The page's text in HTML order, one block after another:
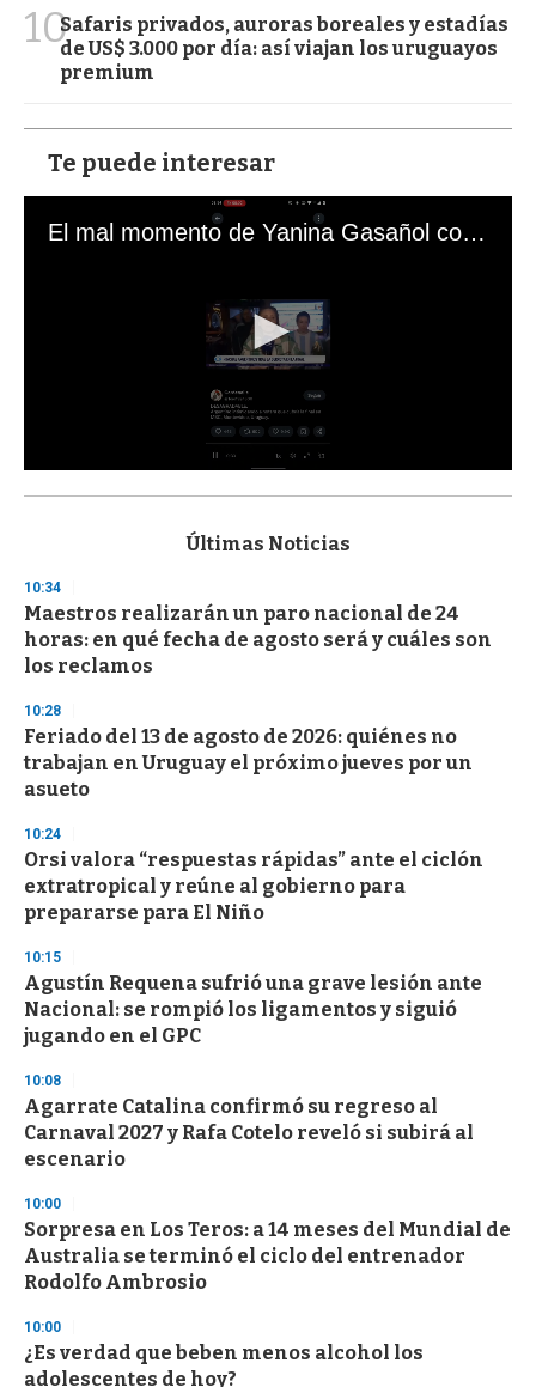
10Safaris privados, auroras boreales y estadías
de US$ 3.000 por día: así viajan los uruguayos
premium
Te puede interesar
El mal momento de Yanina Gasañol con un hincha argentino en "Subrayado"
s
d
s
o
f
3
s
e
c
o
n
Últimas Noticias
10:34
Maestros realizarán un paro nacional de 24
horas: en qué fecha de agosto será y cuáles son
los reclamos
10:28
Feriado del 13 de agosto de 2026: quiénes no
trabajan en Uruguay el próximo jueves por un
asueto
10:24
Orsi valora “respuestas rápidas” ante el ciclón
extratropical y reúne al gobierno para
prepararse para El Niño
10:15
Agustín Requena sufrió una grave lesión ante
Nacional: se rompió los ligamentos y siguió
jugando en el GPC
10:08
Agarrate Catalina confirmó su regreso al
Carnaval 2027 y Rafa Cotelo reveló si subirá al
escenario
10:00
Sorpresa en Los Teros: a 14 meses del Mundial de
Australia se terminó el ciclo del entrenador
Rodolfo Ambrosio
10:00
¿Es verdad que beben menos alcohol los
adolescentes de hoy?